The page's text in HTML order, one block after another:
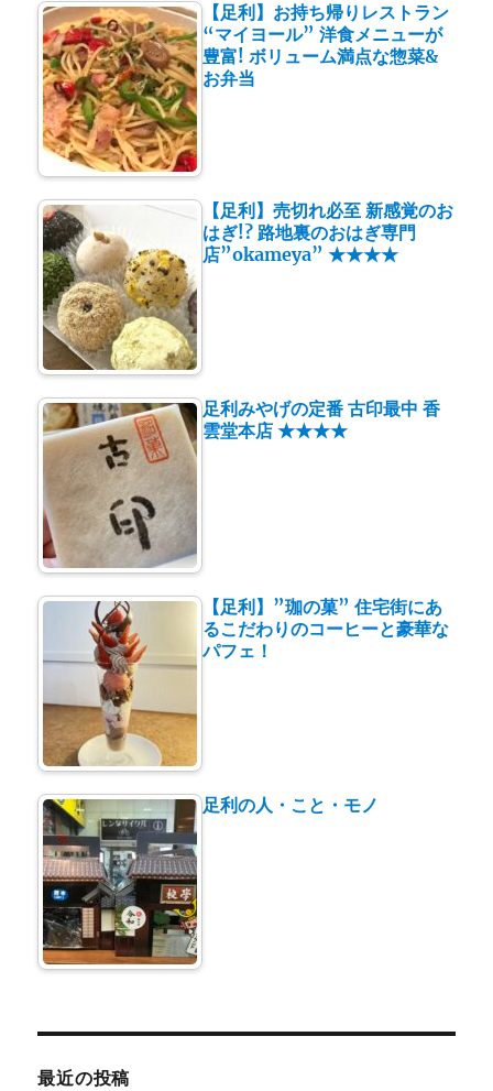
【足利】お持ち帰りレストラン
“マイヨール” 洋食メニューが
豊富! ボリューム満点な惣菜&
お弁当
【足利】売切れ必至 新感覚のお
はぎ!? 路地裏のおはぎ専門
店”okameya” ★★★★
足利みやげの定番 古印最中 香
雲堂本店 ★★★★
【足利】”珈の菓” 住宅街にあ
るこだわりのコーヒーと豪華な
パフェ！
足利の人・こと・モノ
最近の投稿